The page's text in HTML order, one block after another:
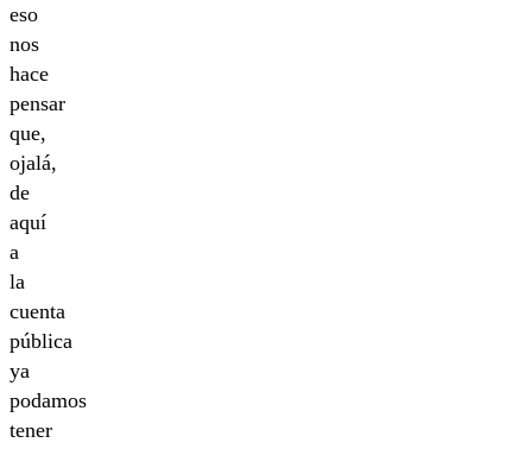
eso
nos
hace
pensar
que,
ojalá,
de
aquí
a
la
cuenta
pública
ya
podamos
tener